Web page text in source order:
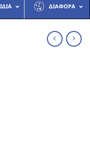
ΔΙΆΦΟΡΑ